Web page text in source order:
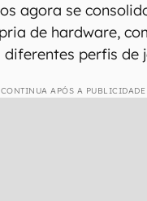
agora se
de hardware,
perfis de
CONTINUA APÓS A PUBLICIDADE